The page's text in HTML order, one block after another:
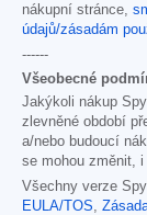
nákupní stránce,
údajů/zásadám
------
Všeobecné
Jakýkoli nákup
zlevněné období
a/nebo budoucí
se mohou změnit,
Všechny verze
EULA/TOS